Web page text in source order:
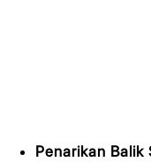
Penarikan Balik